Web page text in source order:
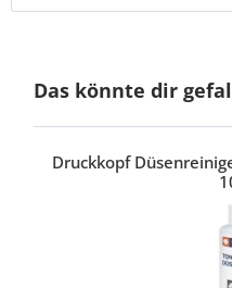
Das könnte dir
Druckkopf